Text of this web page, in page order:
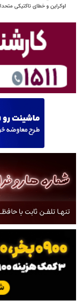
اوکراین و خطای تاکتیکی